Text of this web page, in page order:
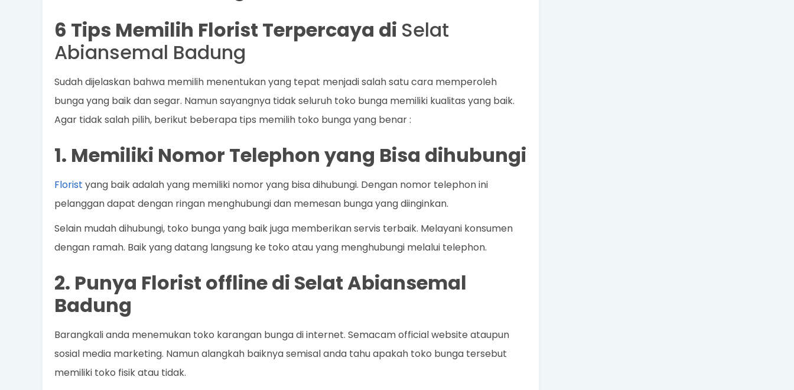
6 Tips Memilih Florist Terpercaya di Selat
Abiansemal Badung
Sudah dijelaskan bahwa memilih menentukan yang tepat menjadi salah satu cara memperoleh
bunga yang baik dan segar. Namun sayangnya tidak seluruh toko bunga memiliki kualitas yang baik.
Agar tidak salah pilih, berikut beberapa tips memilih toko bunga yang benar :
1. Memiliki Nomor Telephon yang Bisa dihubungi
Florist yang baik adalah yang memiliki nomor yang bisa dihubungi. Dengan nomor telephon ini
pelanggan dapat dengan ringan menghubungi dan memesan bunga yang diinginkan.
Selain mudah dihubungi, toko bunga yang baik juga memberikan servis terbaik. Melayani konsumen
dengan ramah. Baik yang datang langsung ke toko atau yang menghubungi melalui telephon.
2. Punya Florist offline di Selat Abiansemal
Badung
Barangkali anda menemukan toko karangan bunga di internet. Semacam official website ataupun
sosial media marketing. Namun alangkah baiknya semisal anda tahu apakah toko bunga tersebut
memiliki toko fisik atau tidak.